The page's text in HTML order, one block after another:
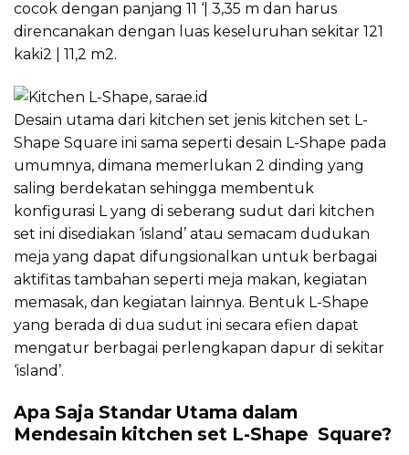
cocok dengan panjang 11 ‘| 3,35 m dan harus
direncanakan dengan luas keseluruhan sekitar 121
kaki2 | 11,2 m2.
Desain utama dari kitchen set jenis kitchen set L-
Shape Square ini sama seperti desain L-Shape pada
umumnya, dimana memerlukan 2 dinding yang
saling berdekatan sehingga membentuk
konfigurasi L yang di seberang sudut dari kitchen
set ini disediakan ‘island’ atau semacam dudukan
meja yang dapat difungsionalkan untuk berbagai
aktifitas tambahan seperti meja makan, kegiatan
memasak, dan kegiatan lainnya. Bentuk L-Shape
yang berada di dua sudut ini secara efien dapat
mengatur berbagai perlengkapan dapur di sekitar
‘island’.
Apa Saja Standar Utama dalam
Mendesain kitchen set L-Shape Square?